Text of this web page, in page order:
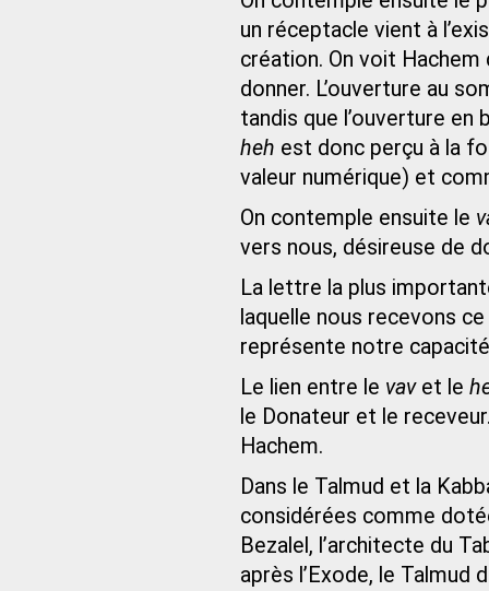
un réceptacle vient à
création. On voit
donner. L’ouverture au
tandis que l’ouverture en
heh est donc perçu à la
valeur numérique) et
On contemple ensuite le
vers nous, désireuse de
La lettre la plus
laquelle nous recevons
représente notre
Le lien entre le vavet le
le Donateur et le
Hachem.
Dans le Talmud et la
considérées comme
Bezalel, l’architecte du
après l’Exode, le